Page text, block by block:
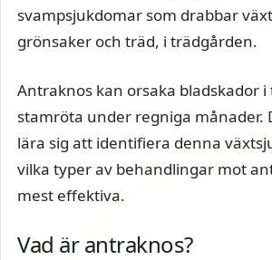
svampsjukdomar som drabbar
grönsaker och träd, i trädgården.
Antraknos kan orsaka bladskador
stamröta under regniga månader.
lära sig att identifiera denna
vilka typer av behandlingar mot
mest effektiva.
Vad är antraknos?